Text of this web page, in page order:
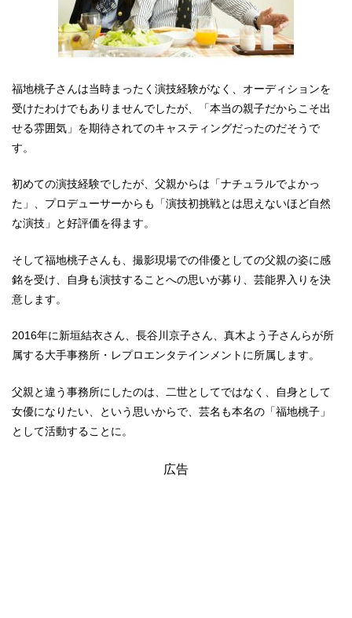
福地桃子さんは当時まったく演技経験がなく、オーディションを
受けたわけでもありませんでしたが、「本当の親子だからこそ出
せる雰囲気」を期待されてのキャスティングだったのだそうで
す。
初めての演技経験でしたが、父親からは「ナチュラルでよかっ
た」、プロデューサーからも「演技初挑戦とは思えないほど自然
な演技」と好評価を得ます。
そして福地桃子さんも、撮影現場での俳優としての父親の姿に感
銘を受け、自身も演技することへの思いが募り、芸能界入りを決
意します。
2016年に新垣結衣さん、長谷川京子さん、真木よう子さんらが所
属する大手事務所・レプロエンタテインメントに所属します。
父親と違う事務所にしたのは、二世としてではなく、自身として
女優になりたい、という思いからで、芸名も本名の「福地桃子」
として活動することに。
広告